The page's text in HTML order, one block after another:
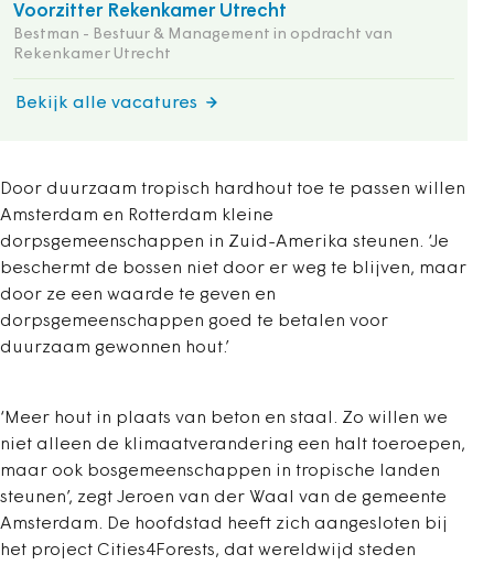
Voorzitter Rekenkamer Utrecht
Bestman - Bestuur & Management in opdracht van
Rekenkamer Utrecht
Bekijk alle vacatures
Door duurzaam tropisch hardhout toe te passen willen
Amsterdam en Rotterdam kleine
dorpsgemeenschappen in Zuid-Amerika steunen. ‘Je
beschermt de bossen niet door er weg te blijven, maar
door ze een waarde te geven en
dorpsgemeenschappen goed te betalen voor
duurzaam gewonnen hout.’
‘Meer hout in plaats van beton en staal. Zo willen we
niet alleen de klimaatverandering een halt toeroepen,
maar ook bosgemeenschappen in tropische landen
steunen’, zegt Jeroen van der Waal van de gemeente
Amsterdam. De hoofdstad heeft zich aangesloten bij
het project Cities4Forests, dat wereldwijd steden